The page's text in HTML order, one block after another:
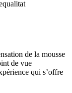
de la mousse
de vue
qui s’offre